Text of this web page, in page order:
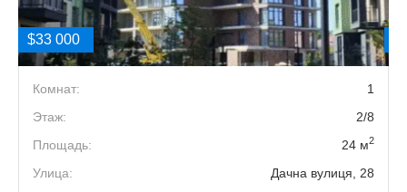
$33 000
Комнат:
1
Этаж:
2/8
Площадь:
24 м2
Улица:
Дачна вулиця, 28